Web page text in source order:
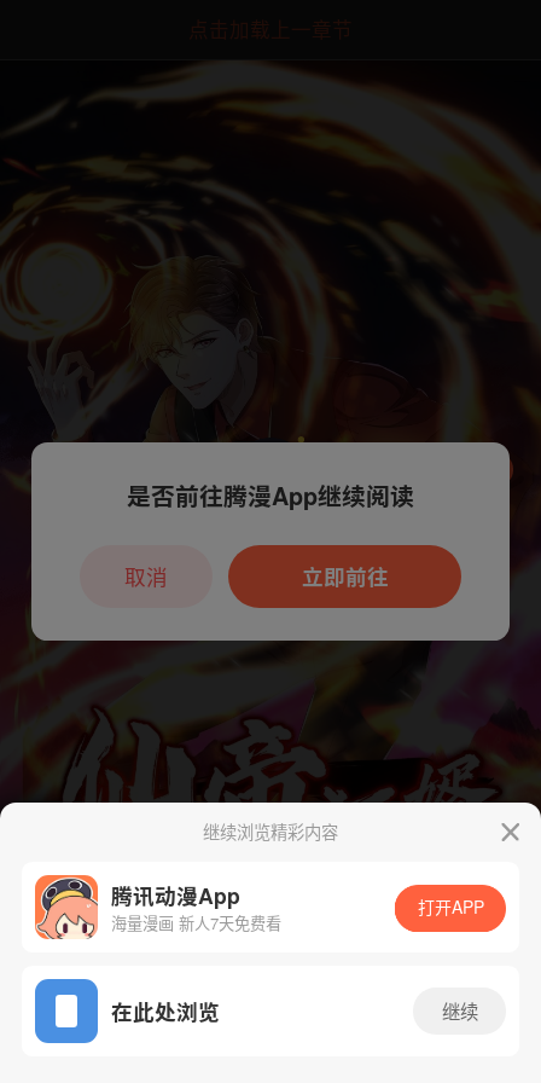
点击加载上一章节
App免费看
下一话 腾漫App免费看
继续浏览精彩内容
腾讯动漫App
海量漫画 新人7天免费看
打开APP
在此处浏览 继续
本章节仅支持App阅读，可打开App新用
户7天免费看
是否前往腾漫App继续阅读
立即前往
取消